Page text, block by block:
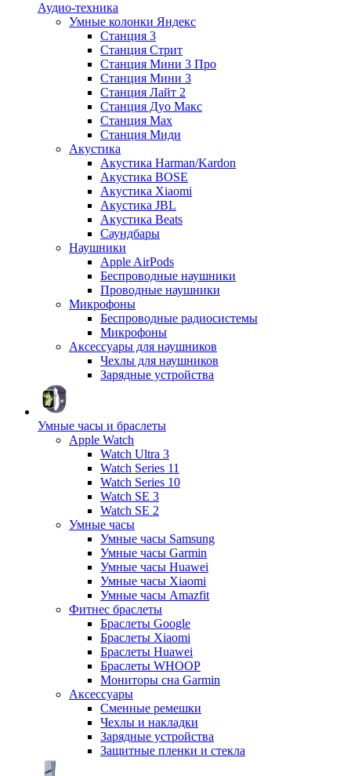
Аудио-техника
Умные колонки Яндекс
Станция 3
Станция Стрит
Станция Мини 3 Про
Станция Мини 3
Станция Лайт 2
Станция Дуо Макс
Станция Max
Станция Миди
Акустика
Акустика Harman/Kardon
Акустика BOSE
Акустика Xiaomi
Акустика JBL
Акустика Beats
Саундбары
Наушники
Apple AirPods
Беспроводные наушники
Проводные наушники
Микрофоны
Беспроводные радиосистемы
Микрофоны
Аксессуары для наушников
Чехлы для наушников
Зарядные устройства
Умные часы и браслеты
Apple Watch
Watch Ultra 3
Watch Series 11
Watch Series 10
Watch SE 3
Watch SE 2
Умные часы
Умные часы Samsung
Умные часы Garmin
Умные часы Huawei
Умные часы Xiaomi
Умные часы Amazfit
Фитнес браслеты
Браслеты Google
Браслеты Xiaomi
Браслеты Huawei
Браслеты WHOOP
Мониторы сна Garmin
Аксессуары
Сменные ремешки
Чехлы и накладки
Зарядные устройства
Защитные пленки и стекла